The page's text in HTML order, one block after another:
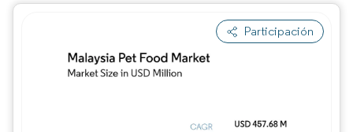
Participación